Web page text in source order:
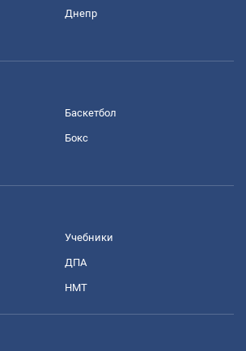
Днепр
Баскетбол
Бокс
Учебники
ДПА
НМТ